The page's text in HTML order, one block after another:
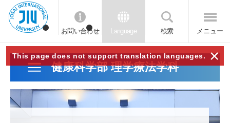
JIU
城西
国際
お問い合わせ Language 検索 メニュー
This page does not support translation languages. ×
健康科学部 理学療法学科